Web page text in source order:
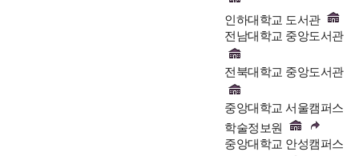
인하대학교 도서관
전남대학교 중앙도서관
전북대학교 중앙도서관
중앙대학교 서울캠퍼스
학술정보원
중앙대학교 안성캠퍼스